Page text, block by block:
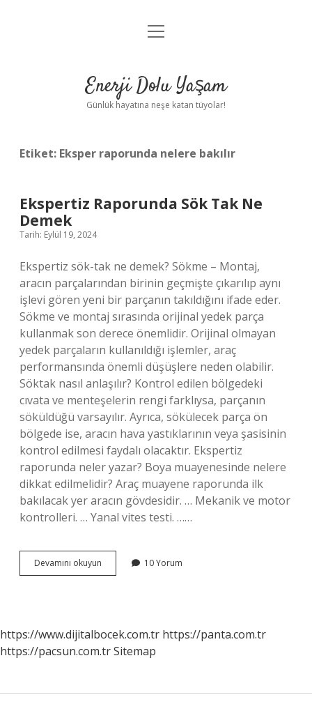
Anasayfa
Yasal Uyarı
menüyü
Enerji Dolu Yaşam
Günlük hayatına neşe katan tüyolar!
Etiket: Eksper raporunda nelere bakılır
Ekspertiz Raporunda Sök Tak Ne
Demek
Tarih: Eylül 19, 2024
Ekspertiz sök-tak ne demek? Sökme – Montaj,
aracın parçalarından birinin geçmişte çıkarılıp aynı
işlevi gören yeni bir parçanın takıldığını ifade eder.
Sökme ve montaj sırasında orijinal yedek parça
kullanmak son derece önemlidir. Orijinal olmayan
yedek parçaların kullanıldığı işlemler, araç
performansında önemli düşüşlere neden olabilir.
Söktak nasıl anlaşılır? Kontrol edilen bölgedeki
cıvata ve menteşelerin rengi farklıysa, parçanın
söküldüğü varsayılır. Ayrıca, sökülecek parça ön
bölgede ise, aracın hava yastıklarının veya şasisinin
kontrol edilmesi faydalı olacaktır. Ekspertiz
raporunda neler yazar? Boya muayenesinde nelere
dikkat edilmelidir? Araç muayene raporunda ilk
bakılacak yer aracın gövdesidir. … Mekanik ve motor
kontrolleri. … Yanal vites testi. ……
Devamını okuyun Ekspertiz
Raporunda
10 Yorum
https://www.dijitalbocek.com.tr https://panta.com.tr
https://pacsun.com.trSitemap